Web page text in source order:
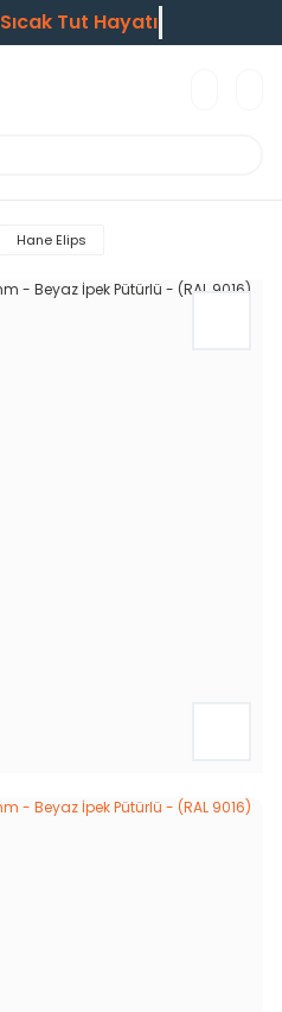
Sıcak Tut Hayatı
Hane Elips